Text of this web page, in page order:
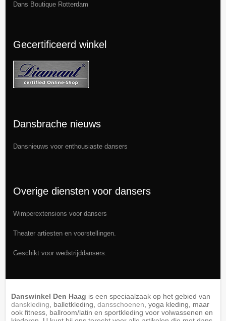
Dans Boutique Rotterdam
Gecertificeerd winkel
Dansbrache nieuws
Dansnieuws voor enthousiaste dansers
Overige diensten voor dansers
Wimperextensions voor dansers
Theater artiesten en voorstellingen.
Geschikt voor wedstrijddansers.
Danswinkel Den Haag is een speciaalzaak op het gebied van
danskleding , balletkleding, dansschoenen , yoga kleding, maar
ook fitness, ballroom/latin en sportkleding voor volwassenen en